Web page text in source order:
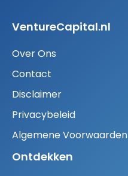
VentureCapital.nl
Over Ons
Contact
Disclaimer
Privacybeleid
Algemene Voorwaarden
Ontdekken